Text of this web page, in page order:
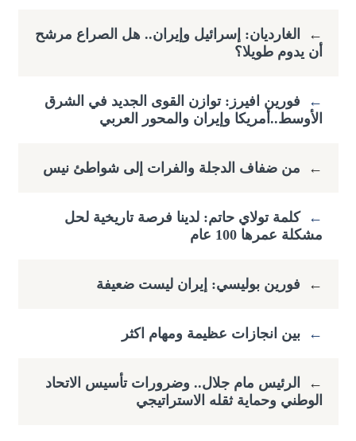
←
الغارديان: إسرائيل وإيران.. هل الصراع مرشح
أن يدوم طويلا؟
←
فورين افيرز: توازن القوى الجديد في الشرق
الأوسط..أمريكا وإيران والمحور العربي
← من ضفاف الدجلة والفرات إلى شواطئ نيس
← كلمة تولاي حاتم: لدينا فرصة تاريخية لحل
مشكلة عمرها 100 عام
← فورين بوليسي: إيران ليست ضعيفة
← بين انجازات عظيمة ومهام اكثر
←
الرئيس مام جلال.. وضرورات تأسيس الاتحاد
الوطني وحماية ثقله الاستراتيجي